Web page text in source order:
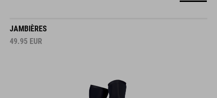
JAMBIÈRES
49.95 EUR